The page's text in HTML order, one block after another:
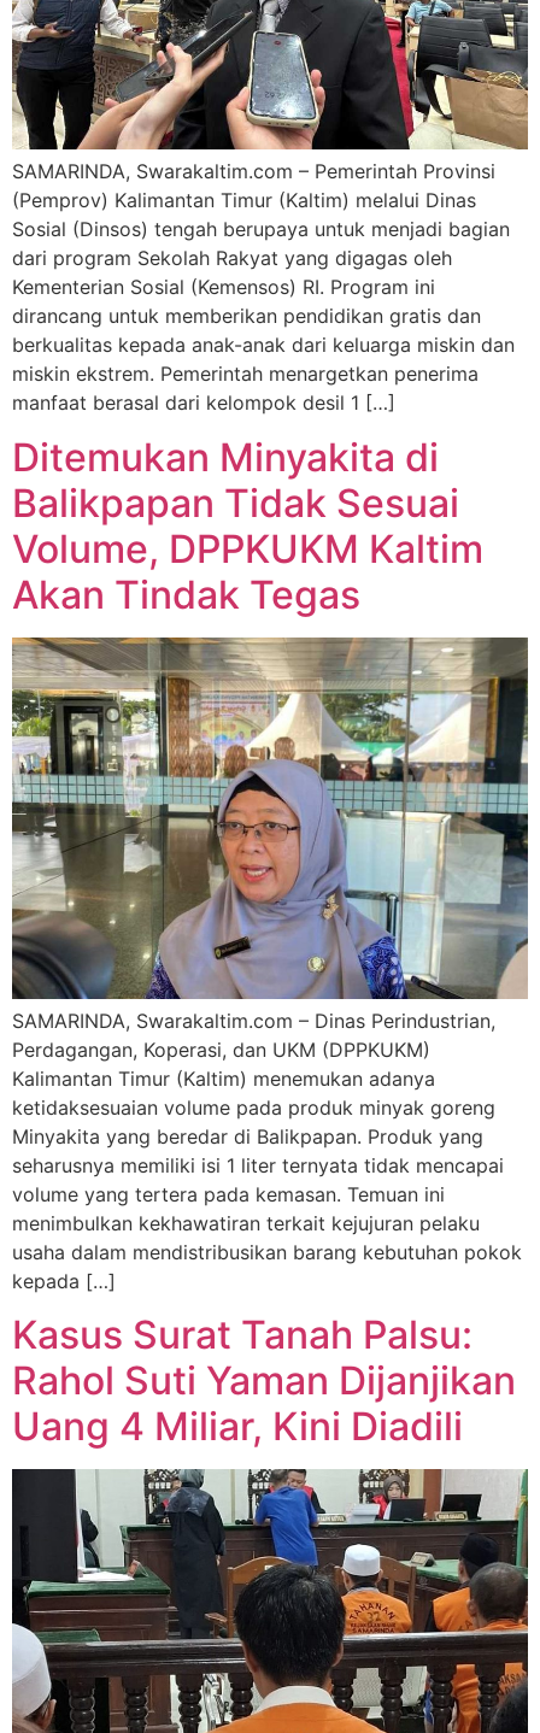
SAMARINDA, Swarakaltim.com – Pemerintah Provinsi
(Pemprov) Kalimantan Timur (Kaltim) melalui Dinas
Sosial (Dinsos) tengah berupaya untuk menjadi bagian
dari program Sekolah Rakyat yang digagas oleh
Kementerian Sosial (Kemensos) RI. Program ini
dirancang untuk memberikan pendidikan gratis dan
berkualitas kepada anak-anak dari keluarga miskin dan
miskin ekstrem. Pemerintah menargetkan penerima
manfaat berasal dari kelompok desil 1 […]
Ditemukan Minyakita di
Balikpapan Tidak Sesuai
Volume, DPPKUKM Kaltim
Akan Tindak Tegas
SAMARINDA, Swarakaltim.com – Dinas Perindustrian,
Perdagangan, Koperasi, dan UKM (DPPKUKM)
Kalimantan Timur (Kaltim) menemukan adanya
ketidaksesuaian volume pada produk minyak goreng
Minyakita yang beredar di Balikpapan. Produk yang
seharusnya memiliki isi 1 liter ternyata tidak mencapai
volume yang tertera pada kemasan. Temuan ini
menimbulkan kekhawatiran terkait kejujuran pelaku
usaha dalam mendistribusikan barang kebutuhan pokok
kepada […]
Kasus Surat Tanah Palsu:
Rahol Suti Yaman Dijanjikan
Uang 4 Miliar, Kini Diadili